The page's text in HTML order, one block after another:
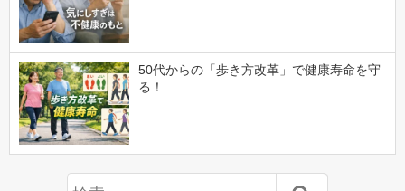
50代からの「歩き方改革」で健康寿命を守
る！